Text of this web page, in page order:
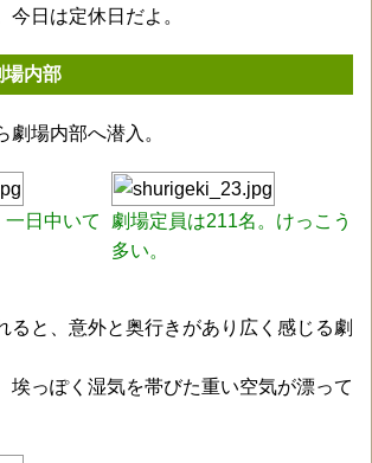
今日は定休日だよ。
場内部
劇場内部へ潜入。
一日中いて
劇場定員は211名。けっこう
多い。
ると、意外と奥行きがあり広く感じる劇
埃っぽく湿気を帯びた重い空気が漂って